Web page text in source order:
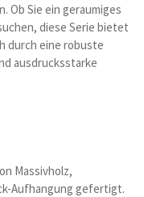
Ob Sie ein geraumiges
diese Serie bietet
durch eine robuste
ausdrucksstarke
Massivholz,
Aufhangung gefertigt.